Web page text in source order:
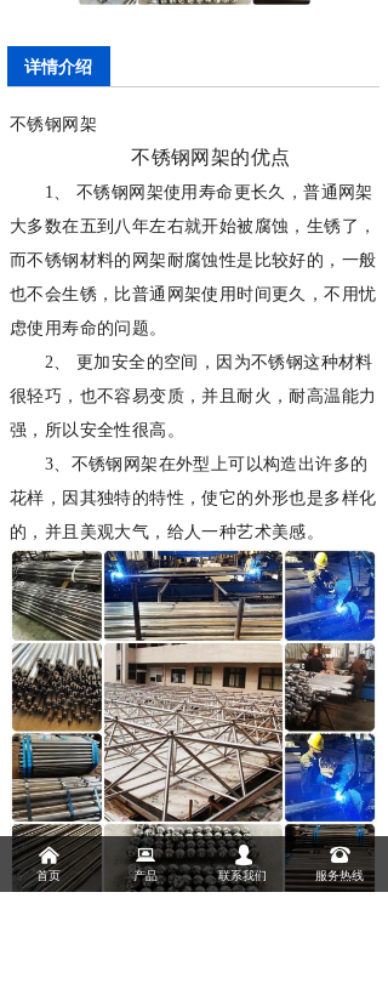
不锈钢网架
不锈钢网架的优点
1、 不锈钢网架使用寿命更长久，普通网架
大多数在五到八年左右就开始被腐蚀，生锈了，
而不锈钢材料的网架耐腐蚀性是比较好的，一般
也不会生锈，比普通网架使用时间更久，不用忧
虑使用寿命的问题。
2、 更加安全的空间，因为不锈钢这种材料
很轻巧，也不容易变质，并且耐火，耐高温能力
强，所以安全性很高。
3、不锈钢网架在外型上可以构造出许多的
花样，因其独特的特性，使它的外形也是多样化
的，并且美观大气，给人一种艺术美感。
详情介绍
낀
首页
뀵
产品
넙
联系我们
뀰
服务热线